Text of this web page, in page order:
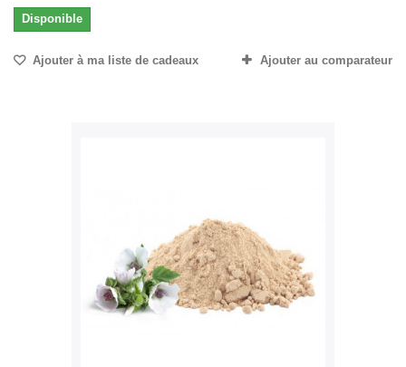
Disponible
Ajouter à ma liste de cadeaux Ajouter au comparateur